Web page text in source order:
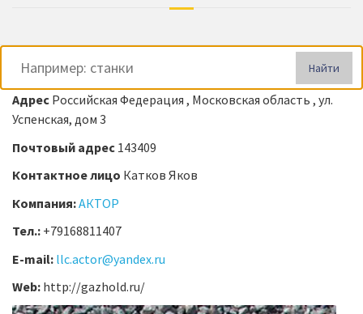
Найти
Адрес Российская Федерация , Московская область , ул.
Успенская, дом 3
Почтовый адрес 143409
Контактное лицо Катков Яков
Компания:АКТОР
Тел.: +79168811407
E-mail: llc.actor@yandex.ru
Web: http://gazhold.ru/